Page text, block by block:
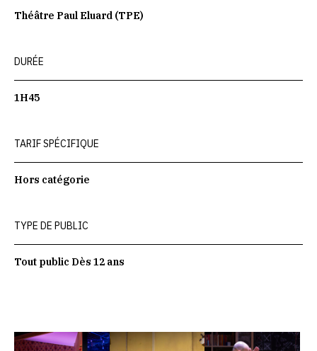
Théâtre Paul Eluard (TPE)
DURÉE
1H45
TARIF SPÉCIFIQUE
Hors catégorie
TYPE DE PUBLIC
Tout public Dès 12 ans